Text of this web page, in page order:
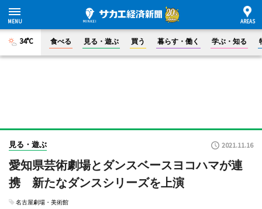
34°C 食べる 見る・遊ぶ 買う 暮らす・働く 学ぶ・知る
見る・遊ぶ 2021.11.16
愛知県芸術劇場とダンスベースヨコハマが連
携 新たなダンスシリーズを上演
名古屋劇場・美術館